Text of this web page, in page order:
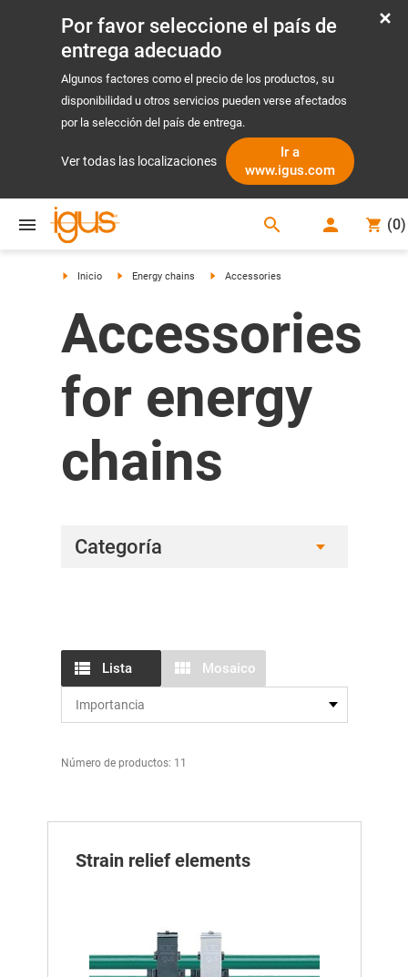
Por favor seleccione el país de
entrega adecuado
Algunos factores como el precio de los productos, su
disponibilidad u otros servicios pueden verse afectados
por la selección del país de entrega.
Ver todas las localizaciones
Ir a
www.igus.com
search (0)
Inicio Energy chains Accessories
Accessories
for energy
chains
Categoría
Lista Mosaico
Número de productos: 11
Strain relief elements